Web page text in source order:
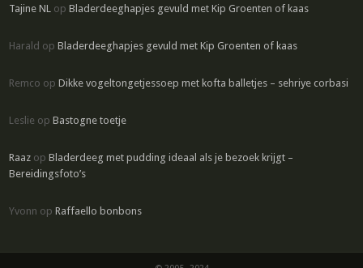
Tajine NL opBladerdeeghapjes gevuld met Kip Groenten of kaas
Harald opBladerdeeghapjes gevuld met Kip Groenten of kaas
Remco opDikke vogeltongetjessoep met kofta balletjes – sehriye corbasi
Leslie opBastogne toetje
Raaz opBladerdeeg met pudding ideaal als je bezoek krijgt –
Bereidingsfoto’s
Yvonn opRaffaello bonbons